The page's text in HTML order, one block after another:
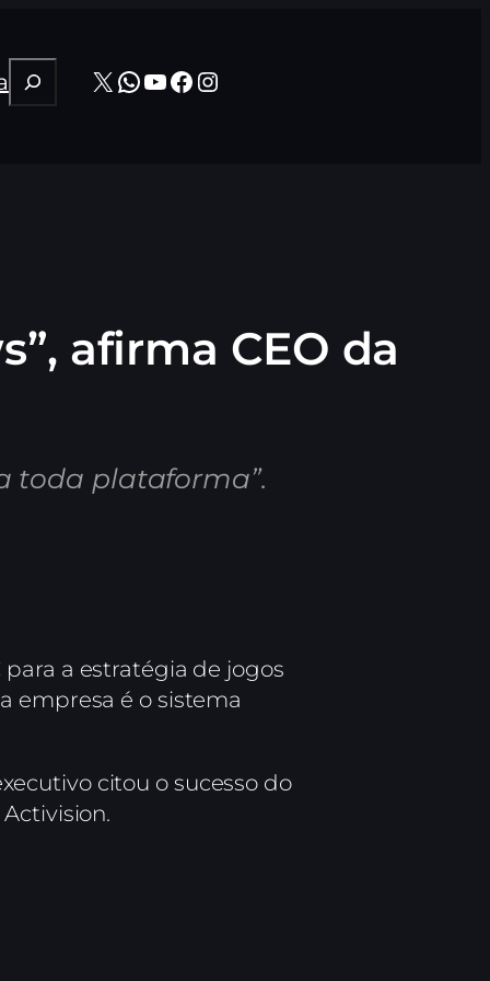
Pesquisar
X WhatsApp
Youtube
Facebook
Instagram
afirma CEO da
toda plataforma”.
a estratégia de jogos
empresa é o sistema
citou o sucesso do